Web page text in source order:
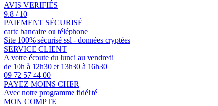
AVIS VERIFIÉS
9.8 / 10
PAIEMENT SÉCURISÉ
carte bancaire ou téléphone
Site 100% sécurisé ssl - données cryptées
SERVICE CLIENT
A votre écoute du lundi au vendredi
de 10h à 12h30 et 13h30 à 16h30
09 72 57 44 00
PAYEZ MOINS CHER
Avec notre programme fidélité
MON COMPTE